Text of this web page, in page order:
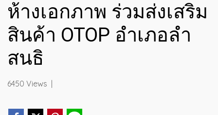
ห้างเอกภาพ ร่วมส่งเสริม
สินค้า OTOP อำเภอลำ
สนธิ
6450 Views